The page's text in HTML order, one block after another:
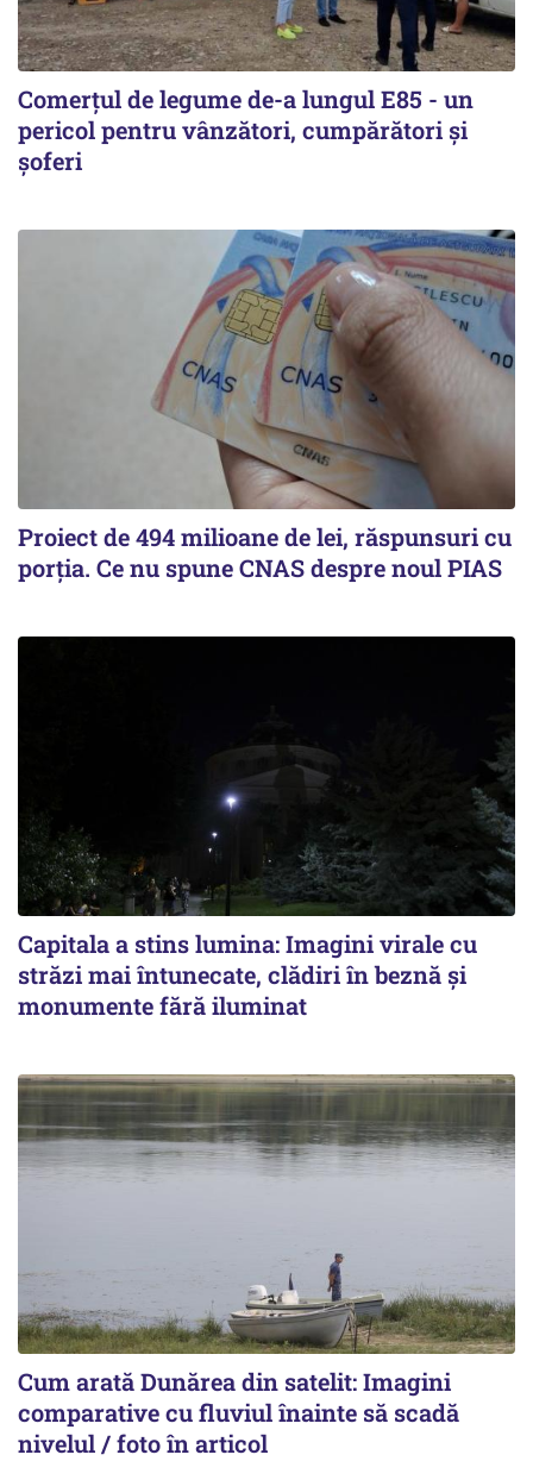
Comerțul de legume de-a lungul E85 - un
pericol pentru vânzători, cumpărători și
șoferi
Proiect de 494 milioane de lei, răspunsuri cu
porția. Ce nu spune CNAS despre noul PIAS
Capitala a stins lumina: Imagini virale cu
străzi mai întunecate, clădiri în beznă și
monumente fără iluminat
Cum arată Dunărea din satelit: Imagini
comparative cu fluviul înainte să scadă
nivelul / foto în articol